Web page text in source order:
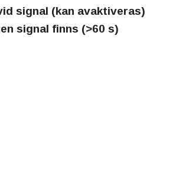
signal (kan avaktiveras)
signal finns (>60 s)